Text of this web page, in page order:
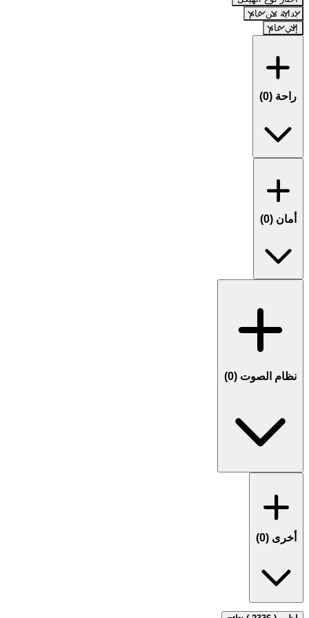
بداية من عام
إلي عام
راحة (0
)
أمان (0
)
نظام الصوت (0
)
أخرى (0
)